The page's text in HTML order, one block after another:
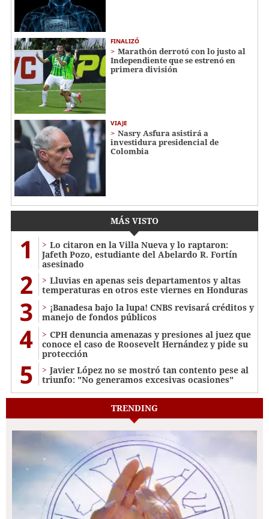
FINALIZÓ
Marathón derrotó con lo justo al
Independiente que se estrenó en
primera división
VIAJE
Nasry Asfura asistirá a
investidura presidencial de
Colombia
MÁS VISTO
1
Lo citaron en la Villa Nueva y lo raptaron:
Jafeth Pozo, estudiante del Abelardo R. Fortín
asesinado
2
Lluvias en apenas seis departamentos y altas
temperaturas en otros este viernes en Honduras
3
¡Banadesa bajo la lupa! CNBS revisará créditos y
manejo de fondos públicos
4
CPH denuncia amenazas y presiones al juez que
conoce el caso de Roosevelt Hernández y pide su
protección
5
Javier López no se mostró tan contento pese al
triunfo: "No generamos excesivas ocasiones"
TRENDING